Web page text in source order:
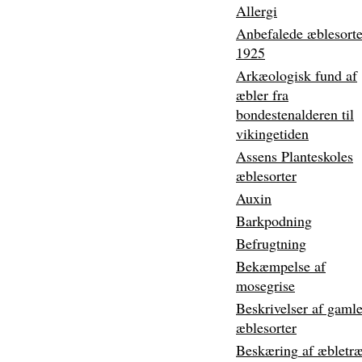
Allergi
Anbefalede
1925
Arkæologisk fund af
æbler fra
bondestenalderen til
vikingetiden
Assens Planteskoles
æblesorter
Auxin
Barkpodning
Befrugtning
Bekæmpelse af
mosegrise
Beskrivelser af gamle
æblesorter
Beskæring af